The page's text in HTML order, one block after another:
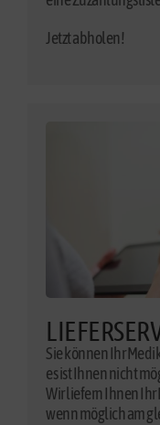
Jetzt abholen!
Sie können Ihr
es ist Ihnen nicht
Wir liefern Ihnen Ihr
wenn möglich am